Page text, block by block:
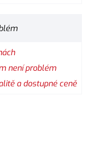
není problém
a dostupné ceně